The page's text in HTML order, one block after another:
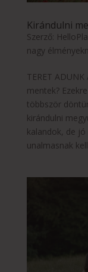
Kirándulni
Szerző:
nagy
TERET ADUNK
mentek?
többször
kirándulni
kalandok, de
unalmasnak kell